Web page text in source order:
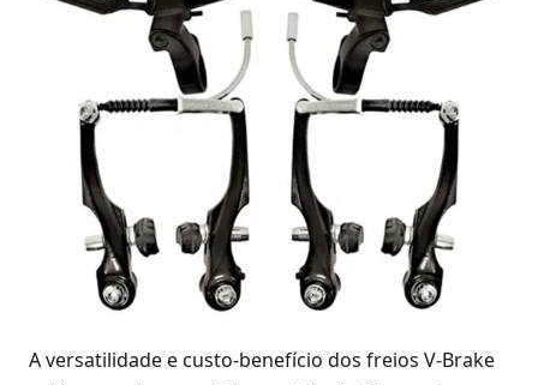
A versatilidade e custo-benefício dos freios V-Brake